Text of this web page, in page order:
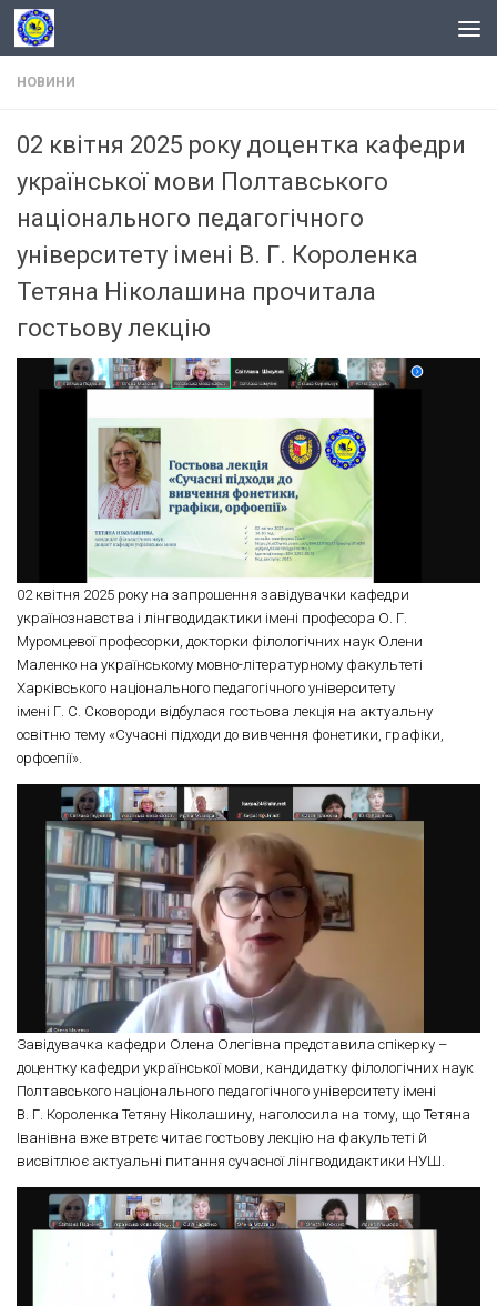
Skip to content
НОВИНИ
02 квітня 2025 року доцентка кафедри
української мови Полтавського
національного педагогічного
університету імені В. Г. Короленка
Тетяна Ніколашина прочитала
гостьову лекцію
02 квітня 2025 року на запрошення завідувачки кафедри
українознавства і лінгводидактики імені професора О. Г.
Муромцевої професорки, докторки філологічних наук Олени
Маленко на українському мовно-літературному факультеті
Харківського національного педагогічного університету
імені Г. С. Сковороди відбулася гостьова лекція на актуальну
освітню тему «Сучасні підходи до вивчення фонетики, графіки,
орфоепії».
Завідувачка кафедри Олена Олегівна представила спікерку –
доцентку кафедри української мови, кандидатку філологічних наук
Полтавського національного педагогічного університету імені
В. Г. Короленка Тетяну Ніколашину, наголосила на тому, що Тетяна
Іванівна вже втретє читає гостьову лекцію на факультеті й
висвітлює актуальні питання сучасної лінгводидактики НУШ.